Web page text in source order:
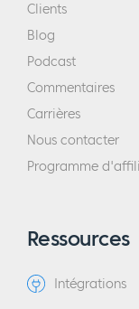
Clients
Blog
Podcast
Commentaires
Carrières
Nous contacter
Programme
Ressources
Intégrations